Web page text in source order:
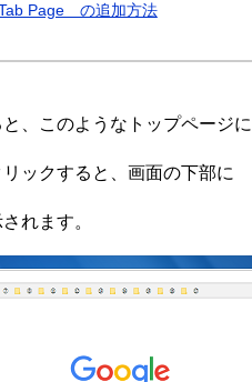
Page の追加方法
、このようなトップページ
ックすると、画面の下部に
れます。